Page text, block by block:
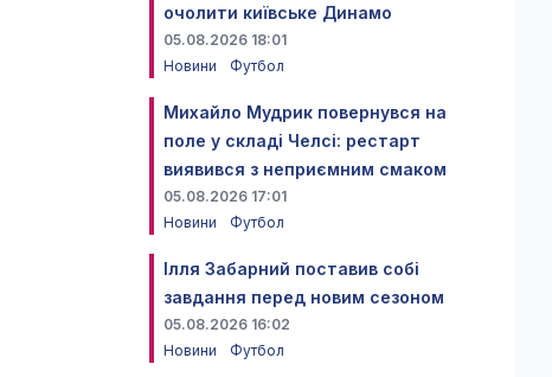
очолити київське Динамо
05.08.2026 18:01
Новини
Футбол
Михайло Мудрик повернувся на
поле у складі Челсі: рестарт
виявився з неприємним смаком
05.08.2026 17:01
Новини
Футбол
Ілля Забарний поставив собі
завдання перед новим сезоном
05.08.2026 16:02
Новини
Футбол